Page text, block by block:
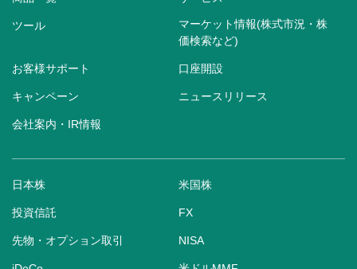
ツール
マーケット情報(株式市況・株
価検索など)
お客様サポート 口座開設
キャンペーン ニュースリリース
会社案内・IR情報
日本株 米国株
投資信託 FX
先物・オプション取引 NISA